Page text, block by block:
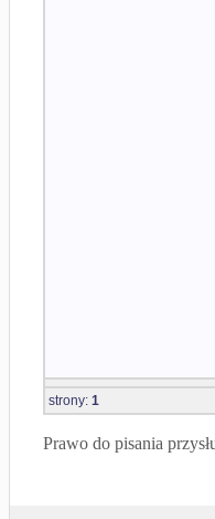
strony: 1
Prawo do pisania